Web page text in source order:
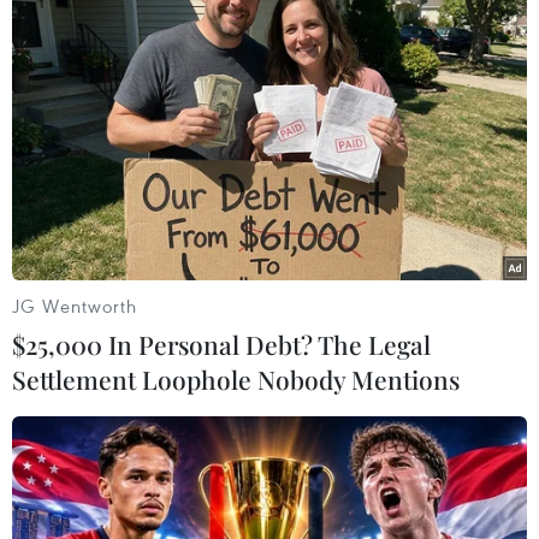
An toàn Giao thông
Cảnh sát giao thông triển khai chiến dịch nâng
cao kỹ năng lái xe môtô, xe gắn máy
Xe khách lao xuống hố sâu bên đường, 18 hành
khách thoát nạn
Cần xử lý dứt điểm việc tập kết gỗ ở hành lang
an toàn giao thông Quốc lộ 22B
Xe tải cẩu tông sập cầu Đắk Lung tại Đồng Nai,
hai người thoát nạn
Hà Nội điều chỉnh tổ chức giao thông trên phố
Trần Hưng Đạo, Trần Khánh Dư
JG Wentworth
$25,000 In Personal Debt? The Legal
Settlement Loophole Nobody Mentions